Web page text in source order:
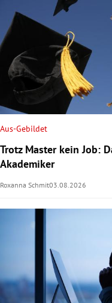
Aus-Gebildet
Trotz Master kein Job:
Akademiker
Roxanna Schmit03.08.2026